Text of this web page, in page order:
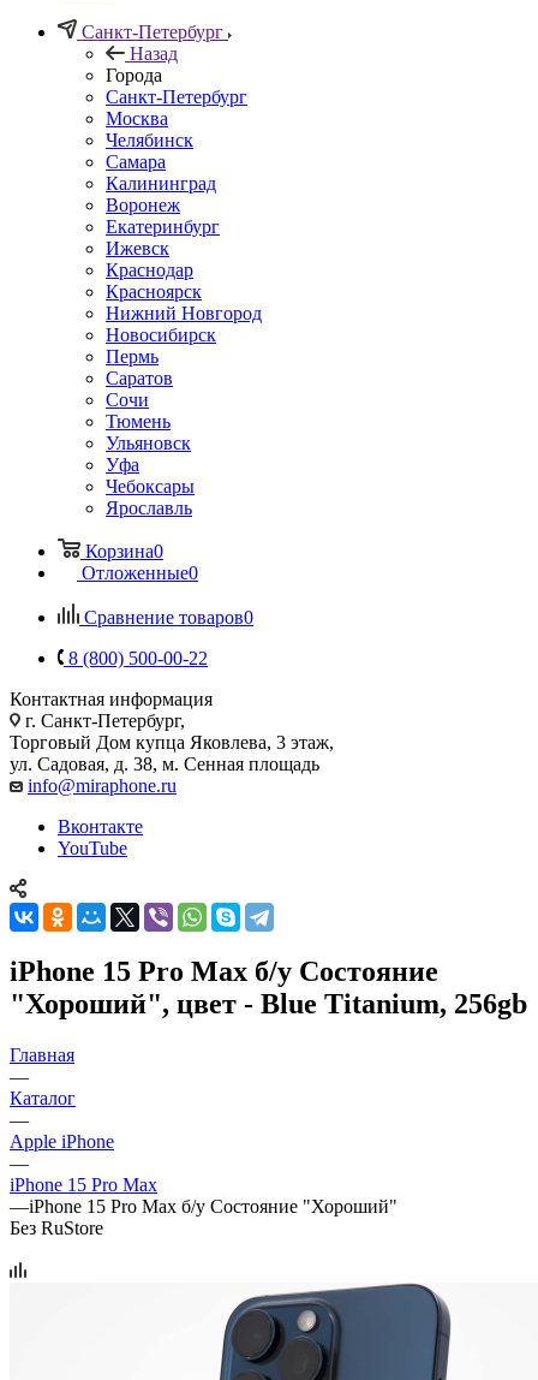
Санкт-Петербург
Назад
Города
Санкт-Петербург
Москва
Челябинск
Самара
Калининград
Воронеж
Екатеринбург
Ижевск
Краснодар
Красноярск
Нижний Новгород
Новосибирск
Пермь
Саратов
Сочи
Тюмень
Ульяновск
Уфа
Чебоксары
Ярославль
Корзина0
Отложенные0
Сравнение товаров0
8 (800) 500-00-22
Контактная информация
г. Санкт-Петербург,
Торговый Дом купца Яковлева, 3 этаж,
ул. Садовая, д. 38, м. Сенная площадь
info@miraphone.ru
Вконтакте
YouTube
iPhone 15 Pro Max б/у Состояние
"Хороший", цвет - Blue Titanium, 256gb
Главная
—
Каталог
—
Apple iPhone
—
iPhone 15 Pro Max
—iPhone 15 Pro Max б/у Состояние "Хороший"
Без RuStore